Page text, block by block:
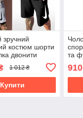
зручний
костюм шорти
двонити
1 012 ₴
Купити
та